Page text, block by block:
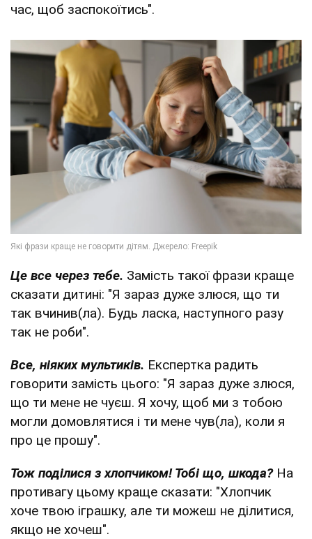
час, щоб заспокоїтись".
Це все через тебе. Замість такої фрази краще
сказати дитині: "Я зараз дуже злюся, що ти
так вчинив(ла). Будь ласка, наступного разу
так не роби".
Все, ніяких мультиків. Експертка радить
говорити замість цього: "Я зараз дуже злюся,
що ти мене не чуєш. Я хочу, щоб ми з тобою
могли домовлятися і ти мене чув(ла), коли я
про це прошу".
Тож поділися з хлопчиком! Тобі що, шкода? На
противагу цьому краще сказати: "Хлопчик
хоче твою іграшку, але ти можеш не ділитися,
якщо не хочеш".